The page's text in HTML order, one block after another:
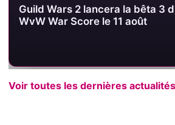
Guild Wars 2 lancera la bêta 3
WvW War Score le 11 août
Voir toutes les dernières actualités